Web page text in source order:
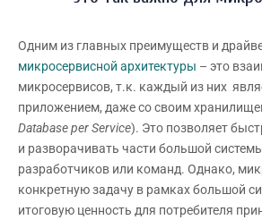
Одним из главных преимуществ и
микросервисной архитектуры – это
микросервисов, т.к. каждый из них
приложением, даже со своим
DatabaseperService). Это позволяет
и разворачивать части большой
разработчиков или команд. Однако,
конкретную задачу в рамках большой
итоговую ценность для потребителя